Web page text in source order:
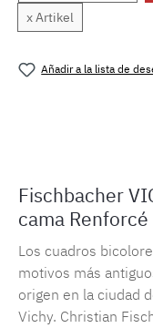
x Artikel
Añadir a la lista de
Fischbacher
cama Renforcé
Los cuadros
motivos más
origen en la ciudad
Vichy. Christian